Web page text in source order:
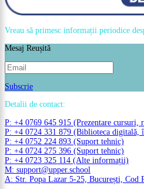
Vreau să primesc informații periodice
Mesaj Reușită
Subscrie
Detalii de contact:
P: +4 0769 645 915 (Prezentare cursuri,
P: +4 0724 331 879 (Biblioteca digitală,
P: +4 0752 224 893 (Suport tehnic)
P: +4 0724 275 396 (Suport tehnic)
P: +4 0723 325 114 (Alte informații)
M: support@upper.school
A: Str. Popa Lazar 5-25, București, Cod